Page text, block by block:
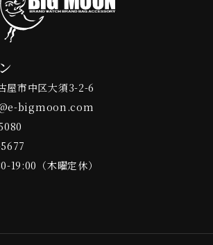
屋市中区大須3-2-6
bigmoon.com
19:00（木曜定休）